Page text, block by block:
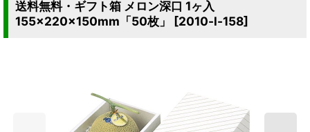
送料無料・ギフト箱 メロン深口 1ヶ入
155×220×150mm「50枚」
[2010-l-158]